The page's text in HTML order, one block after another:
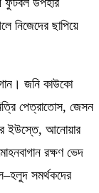
নিজেদের ছাপিয়ে
জনি কাউকো
পেত্রাতোস, জেসন
ইউস্তে, আনোয়ার
রক্ষণ ভেদ
সমর্থকদের